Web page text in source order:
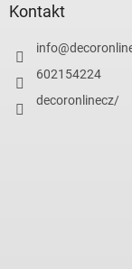
Kontakt
info@
602154224
decoronlinecz/